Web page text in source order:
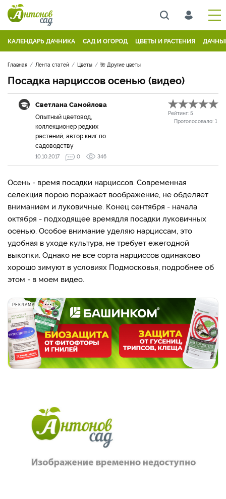
КАЛЕНДАРЬ ДАЧНИКА САД И ОГОРОД ЦВЕТЫ И РАСТЕНИЯ
Главная Лента статей Цветы 🌺 Другие цветы
Посадка нарциссов осенью (видео)
Светлана Самойлова
Опытный цветовод,
коллекционер редких
растений, автор книг по
садоводству
Рейтинг: 5
Проголосовало: 1
10.10.2017 0 346
Осень - время посадки нарциссов. Современная
селекция порою поражает воображение, не обделяет
вниманием и луковичные. Конец сентября - начала
октября - подходящее времядля посадки луковичных
осенью. Особое внимание уделяю нарциссам, это
удобная в уходе культура, не требует ежегодной
выкопки. Однако не все сорта нарциссов одинаково
хорошо зимуют в условиях Подмосковья, подробнее об
этом - в моем видео.
РЕКЛАМА